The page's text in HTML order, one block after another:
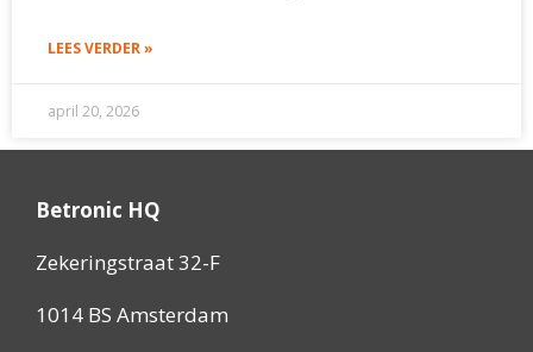
LEES VERDER »
april 20, 2026
Betronic HQ
Zekeringstraat 32-F
1014 BS Amsterdam